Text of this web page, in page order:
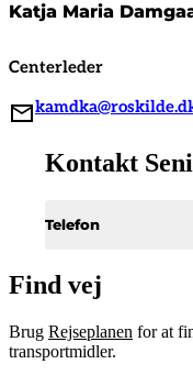
Katja Maria
Centerleder
Kontakt
Telefon
Find vej
Brug Rejseplanen for at
transportmidler.